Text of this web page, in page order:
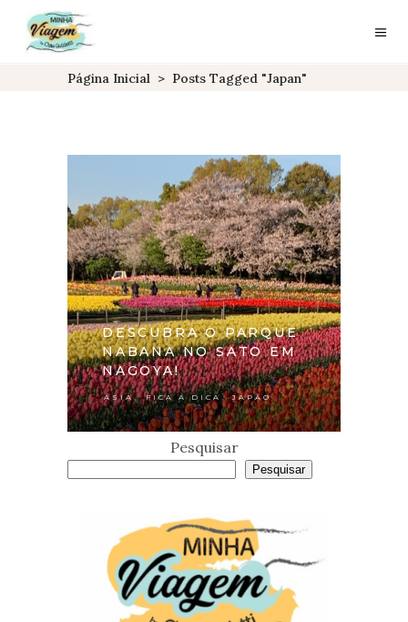
Página Inicial > Posts Tagged "japan"
DESCUBRA O PARQUE
NABANA NO SATO EM
NAGOYA!
ÁSIA, FICA A DICA , JAPÃO
Pesquisar
Pesquisar